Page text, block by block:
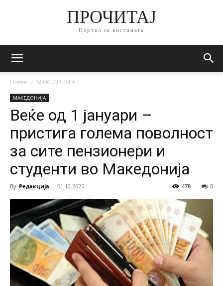
ПРОЧИТАЈ
Портал за вистината
Home МАКЕДОНИЈА
МАКЕДОНИЈА
Веќе од 1 јануари –
пристига голема поволност
за сите пензионери и
студенти во Македонија
By Редакција - 01.12.2025 0
478